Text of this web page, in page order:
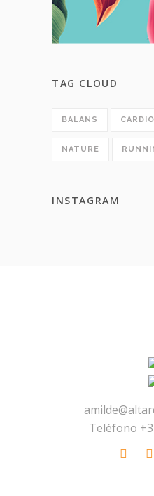
TAG CLOUD
BALANS CARDIO
NATURE
INSTAGRAM
Teléfono